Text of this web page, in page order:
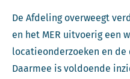
De Afdeling overweegt
en het MER uitvoerig een
locatieonderzoeken en de
Daarmee is voldoende